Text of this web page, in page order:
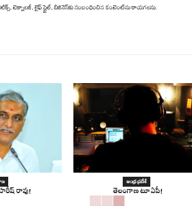
టెక్నాలజీ, లైఫ్‌ స్టైల్‌, బిజినెస్‌కు సంబంధించిన కంటెంట్‌ను రాయగలను.
రావు!
ఆంధ్ర ప్రదేశ్
తెలంగాణ టూ ఏపీ!